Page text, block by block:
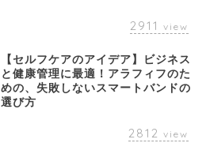
2911 view
【セルフケアのアイデア】ビジネス
と健康管理に最適！アラフィフのた
めの、失敗しないスマートバンドの
選び方
2812 view